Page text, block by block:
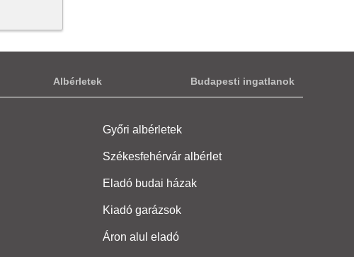
Albérletek Budapesti ingatlanok
Győri albérletek
Székesfehérvár albérlet
Eladó budai házak
Kiadó garázsok
Áron alul eladó